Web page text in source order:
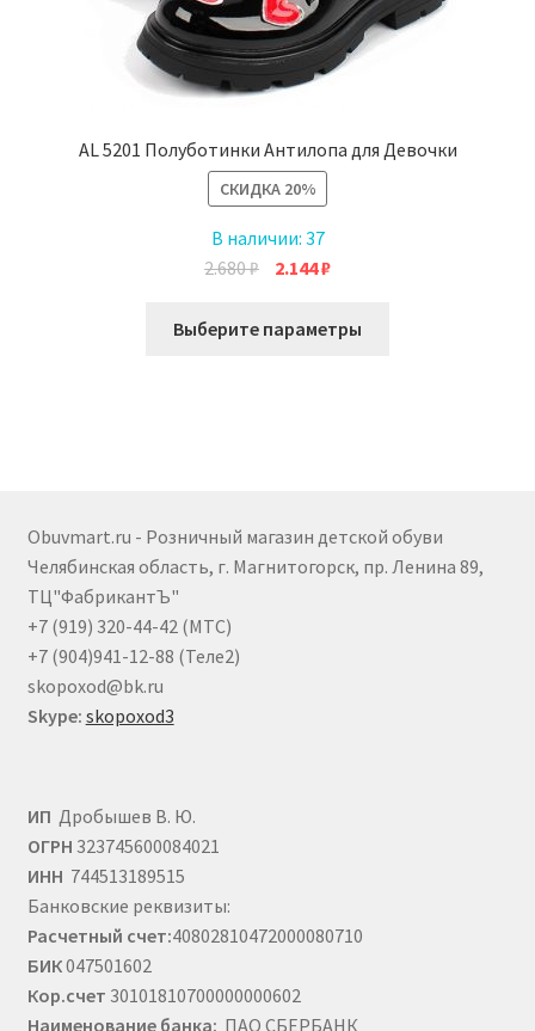
AL 5201 Полуботинки Антилопа для Девочки
СКИДКА20%
В наличии: 37
2.680₽
Первоначальная
составляла
2.144₽Текущая
2.144 ₽.
Выберите параметры
выбрать
Obuvmart.ru - Розничный магазин детской обуви
Челябинская область, г. Магнитогорск, пр. Ленина 89,
ТЦ"ФабрикантЪ"
+7 (919) 320-44-42 (МТС)
+7 (904)941-12-88 (Теле2)
skopoxod@bk.ru
Skype: skopoxod3
ИП Дробышев В. Ю.
ОГРН 323745600084021
ИНН 744513189515
Банковские реквизиты:
Расчетный счет:40802810472000080710
БИК047501602
Кор.счет 30101810700000000602
Наименование банка: ПАО СБЕРБАНК